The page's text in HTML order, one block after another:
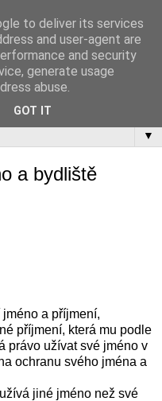
v úplném aktuálním
změn.
▼
a bydliště
a příjmení,
příjmení, která mu podle
právo užívat své jméno v
ochranu svého jména a
jiné jméno než své
to deliver its services
and user-agent are
and security
generate usage
abuse.
GOT IT